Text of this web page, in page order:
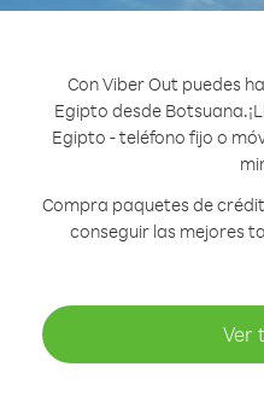
Con Viber Out puedes
Egipto desde Botsuana.
Egipto - teléfono fijo o
Compra paquetes de
conseguir las mejores
Ver